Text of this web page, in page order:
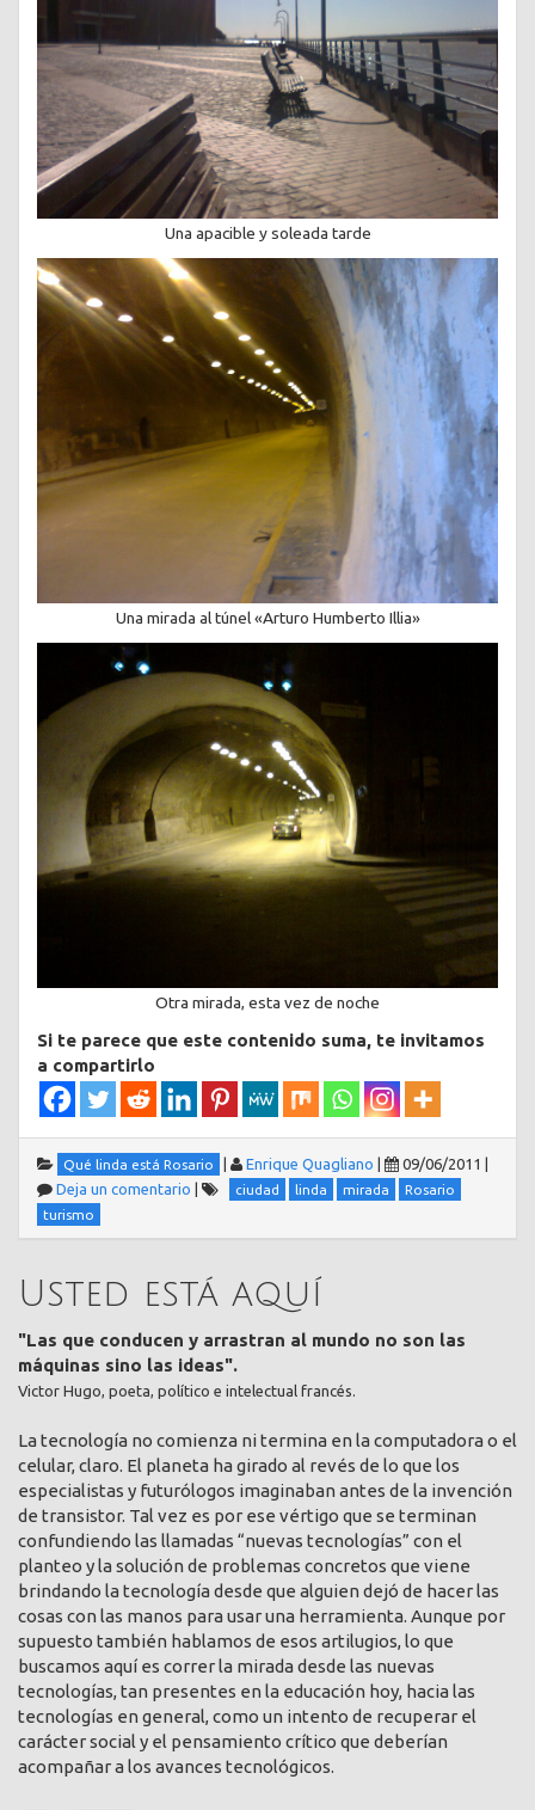
Una apacible y soleada tarde
Una mirada al túnel «Arturo Humberto Illia»
Otra mirada, esta vez de noche
Si te parece que este contenido suma, te invitamos
a compartirlo
Qué linda está Rosario | Enrique Quagliano | 09/06/2011 |
Deja un comentario | ciudad linda mirada
Rosario
turismo
Usted está aquí
"Las que conducen y arrastran al mundo no son las
máquinas sino las ideas".
Victor Hugo, poeta, político e intelectual francés.
La tecnología no comienza ni termina en la computadora o el
celular, claro. El planeta ha girado al revés de lo que los
especialistas y futurólogos imaginaban antes de la invención
de transistor. Tal vez es por ese vértigo que se terminan
confundiendo las llamadas “nuevas tecnologías” con el
planteo y la solución de problemas concretos que viene
brindando la tecnología desde que alguien dejó de hacer las
cosas con las manos para usar una herramienta. Aunque por
supuesto también hablamos de esos artilugios, lo que
buscamos aquí es correr la mirada desde las nuevas
tecnologías, tan presentes en la educación hoy, hacia las
tecnologías en general, como un intento de recuperar el
carácter social y el pensamiento crítico que deberían
acompañar a los avances tecnológicos.